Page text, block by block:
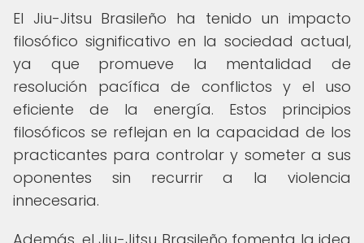
El Jiu-Jitsu Brasileño ha tenido un impacto
filosófico significativo en la sociedad actual,
ya que promueve la mentalidad de
resolución pacífica de conflictos y el uso
eficiente de la energía. Estos principios
filosóficos se reflejan en la capacidad de los
practicantes para controlar y someter a sus
oponentes sin recurrir a la violencia
innecesaria.